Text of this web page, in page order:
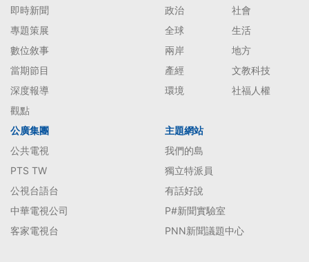
即時新聞
專題策展
數位敘事
當期節目
深度報導
觀點
政治
社會
全球
生活
兩岸
地方
產經
文教科技
環境
社福人權
公廣集團
公共電視
PTS TW
公視台語台
中華電視公司
客家電視台
主題網站
我們的島
獨立特派員
有話好說
P#新聞實驗室
PNN新聞議題中心